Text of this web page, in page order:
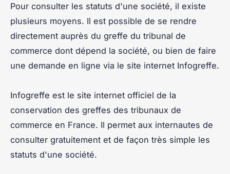
Pour consulter les statuts d'une société, il existe
plusieurs moyens. Il est possible de se rendre
directement auprès du greffe du tribunal de
commerce dont dépend la société, ou bien de faire
une demande en ligne via le site internet Infogreffe.
Infogreffe est le site internet officiel de la
conservation des greffes des tribunaux de
commerce en France. Il permet aux internautes de
consulter gratuitement et de façon très simple les
statuts d'une société.